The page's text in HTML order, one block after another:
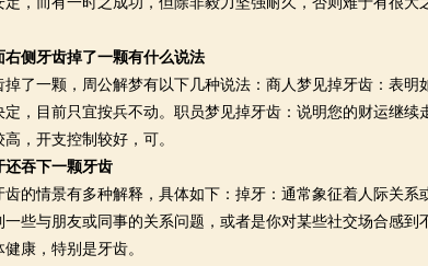
侧牙齿掉了一颗有什么说法
一颗，周公解梦有以下几种说法：商人梦见掉牙齿：表明
，目前只宜按兵不动。职员梦见掉牙齿：说明您的财运继续
，开支控制较好，可。
还吞下一颗牙齿
情景有多种解释，具体如下：掉牙：通常象征着人际关系
些与朋友或同事的关系问题，或者是你对某些社交场合感到
康，特别是牙齿。